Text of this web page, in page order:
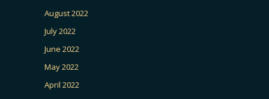
August 2022
July 2022
June 2022
May 2022
April 2022